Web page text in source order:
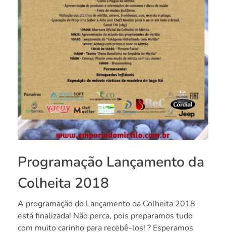
Programação Lançamento da
Colheita 2018
A programação do Lançamento da Colheita 2018
está finalizada! Não perca, pois preparamos tudo
com muito carinho para recebê-los! ? Esperamos